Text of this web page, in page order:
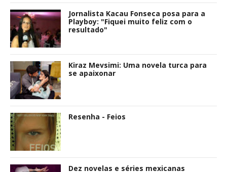
Jornalista Kacau Fonseca posa para a
Playboy: "Fiquei muito feliz com o
resultado"
Kiraz Mevsimi: Uma novela turca para
se apaixonar
Resenha - Feios
Dez novelas e séries mexicanas